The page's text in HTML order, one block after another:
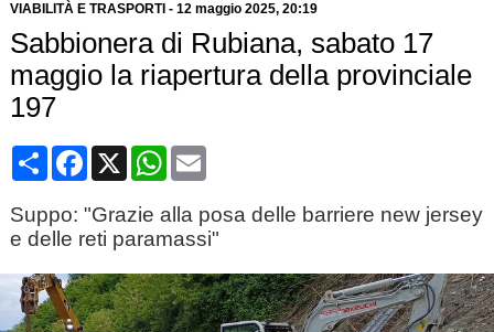
VIABILITÀ E TRASPORTI - 12 maggio 2025, 20:19
Sabbionera di Rubiana, sabato 17
maggio la riapertura della provinciale
197
CondividiFacebook
X WhatsApp
Email
Suppo: "Grazie alla posa delle barriere new jersey
e delle reti paramassi"